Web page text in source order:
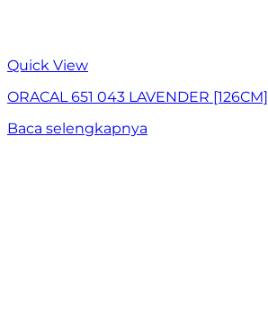
Quick View
ORACAL 651 043 LAVENDER [126CM]
Baca selengkapnya